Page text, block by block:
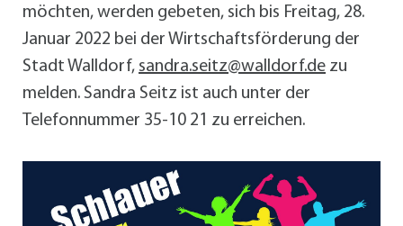
möchten, werden gebeten, sich bis Freitag, 28.
Januar 2022 bei der Wirtschaftsförderung der
Stadt Walldorf, sandra.seitz@walldorf.de zu
melden. Sandra Seitz ist auch unter der
Telefonnummer 35-10 21 zu erreichen.